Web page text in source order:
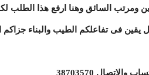
ومرتب السائق وهنا ارفع هذا الطلب
يقين فى تفاعلكم الطيب والبناء
38703570